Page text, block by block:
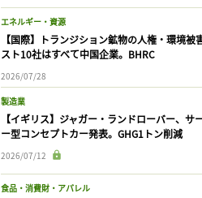
エネルギー・資源
【国際】トランジション鉱物の人権・環境被
スト10社はすべて中国企業。BHRC
2026/07/28
製造業
【イギリス】ジャガー・ランドローバー、サ
ー型コンセプトカー発表。GHG1トン削減
2026/07/12
食品・消費財・アパレル